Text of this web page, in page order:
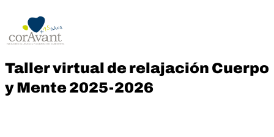
Taller virtual de relajación Cuerpo
y Mente 2025-2026